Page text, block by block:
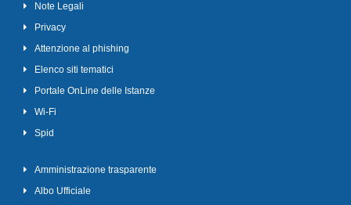
Note Legali
Privacy
Attenzione al phishing
Elenco siti tematici
Portale OnLine delle Istanze
Wi-Fi
Spid
Amministrazione trasparente
Albo Ufficiale